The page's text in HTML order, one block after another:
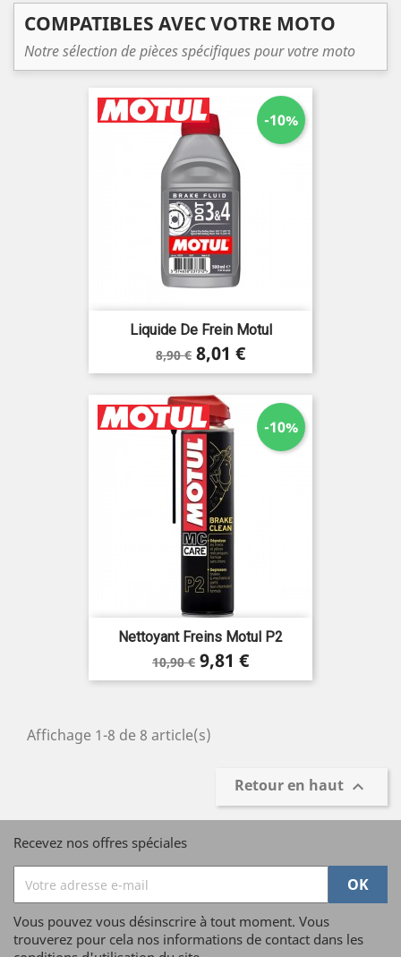
COMPATIBLES AVEC VOTRE MOTO
Notre sélection de pièces spécifiques pour votre moto
Liquide De Frein Motul
Prix
de
8,90 € Prix
8,01 €
-10%
Nettoyant Freins Motul P2
Prix
de
10,90 € Prix
9,81 €
-10%
Affichage 1-8 de 8 article(s)
Retour en haut 
Recevez nos offres spéciales
Vous pouvez vous désinscrire à tout moment. Vous
trouverez pour cela nos informations de contact dans les